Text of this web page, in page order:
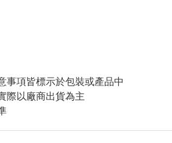
事項皆標示於包裝或產品中
際以廠商出貨為主